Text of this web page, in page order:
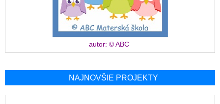
autor: © ABC
NAJNOVŠIE PROJEKTY